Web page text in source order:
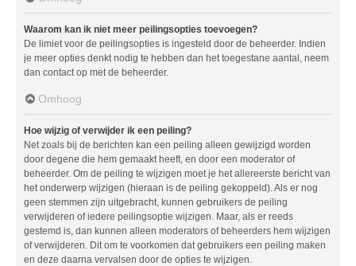
Waarom kan ik niet meer peilingsopties toevoegen?
De limiet voor de peilingsopties is ingesteld door de beheerder. Indien
je meer opties denkt nodig te hebben dan het toegestane aantal, neem
dan contact op met de beheerder.
Omhoog
Hoe wijzig of verwijder ik een peiling?
Net zoals bij de berichten kan een peiling alleen gewijzigd worden
door degene die hem gemaakt heeft, en door een moderator of
beheerder. Om de peiling te wijzigen moet je het allereerste bericht van
het onderwerp wijzigen (hieraan is de peiling gekoppeld). Als er nog
geen stemmen zijn uitgebracht, kunnen gebruikers de peiling
verwijderen of iedere peilingsoptie wijzigen. Maar, als er reeds
gestemd is, dan kunnen alleen moderators of beheerders hem wijzigen
of verwijderen. Dit om te voorkomen dat gebruikers een peiling maken
en deze daarna vervalsen door de opties te wijzigen.